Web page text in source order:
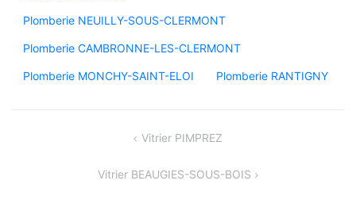
Plomberie NEUILLY-SOUS-CLERMONT
Plomberie CAMBRONNE-LES-CLERMONT
Plomberie MONCHY-SAINT-ELOI Plomberie RANTIGNY
Vitrier PIMPREZ
Vitrier BEAUGIES-SOUS-BOIS